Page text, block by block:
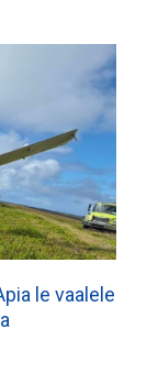
le vaalele